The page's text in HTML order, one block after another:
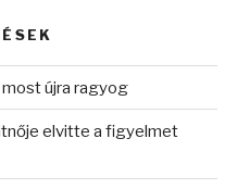
újra ragyog
elvitte a figyelmet